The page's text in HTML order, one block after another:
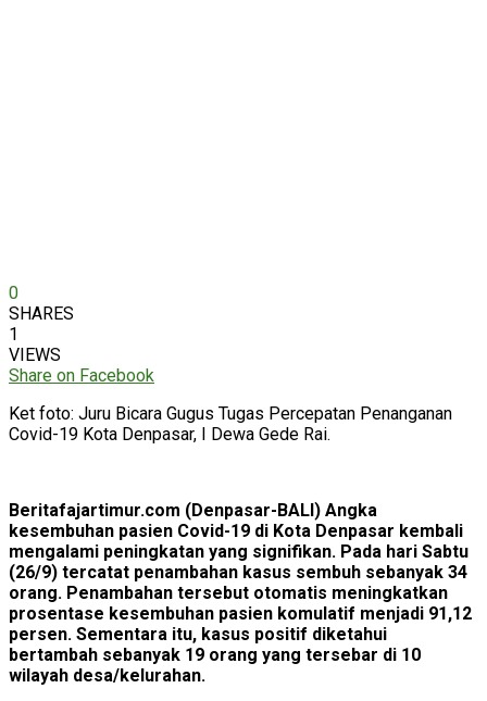
0
SHARES
1
VIEWS
Share on Facebook
Ket foto: Juru Bicara Gugus Tugas Percepatan Penanganan
Covid-19 Kota Denpasar, I Dewa Gede Rai.
Beritafajartimur.com (Denpasar-BALI) Angka
kesembuhan pasien Covid-19 di Kota Denpasar kembali
mengalami peningkatan yang signifikan. Pada hari Sabtu
(26/9) tercatat penambahan kasus sembuh sebanyak 34
orang. Penambahan tersebut otomatis meningkatkan
prosentase kesembuhan pasien komulatif menjadi 91,12
persen. Sementara itu, kasus positif diketahui
bertambah sebanyak 19 orang yang tersebar di 10
wilayah desa/kelurahan.